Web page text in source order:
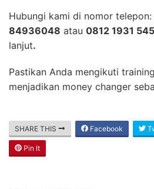
Hubungi kami di nomor telepon:
84936048 atau 0812 1931
lanjut.
Pastikan Anda mengikuti
menjadikan money changer
SHARE THIS Facebook
Pin It